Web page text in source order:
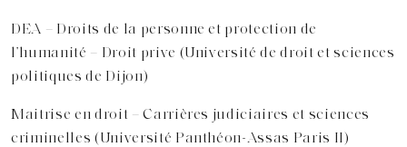
DEA – Droits de la personne et protection de
l’humanité – Droit prive (Université de droit et sciences
politiques de Dijon)
Maitrise en droit – Carrières judiciaires et sciences
criminelles (Université Panthéon-Assas Paris II)